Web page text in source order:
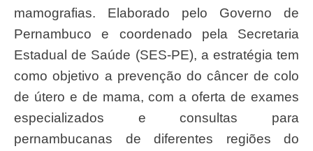
mamografias. Elaborado pelo Governo de
Pernambuco e coordenado pela Secretaria
Estadual de Saúde (SES-PE), a estratégia tem
como objetivo a prevenção do câncer de colo
de útero e de mama, com a oferta de exames
especializados e consultas para
pernambucanas de diferentes regiões do